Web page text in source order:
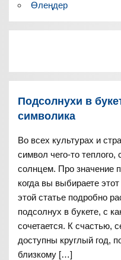
Өлеңдер
Подсолнухи в
символика
Во всех культурах и
символ чего-то теплого,
солнцем. Про значение
когда вы выбираете
этой статье подробно
подсолнух в букете, с
сочетается. К счастью,
доступны круглый год,
близкому […]